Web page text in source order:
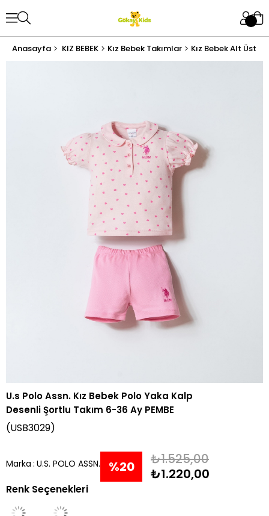
Anasayfa KIZ BEBEK Kız Bebek Takımlar Kız Bebek Alt Üst
U.s Polo Assn. Kız Bebek Polo Yaka Kalp
Desenli Şortlu Takım 6-36 Ay PEMBE
(USB3029)
Marka : U.S. POLO ASSN. %20
₺1.525,00
₺1.220,00
Renk Seçenekleri